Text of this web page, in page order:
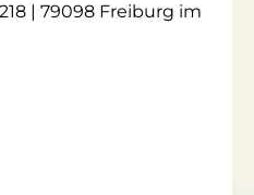
| 79098 Freiburg im